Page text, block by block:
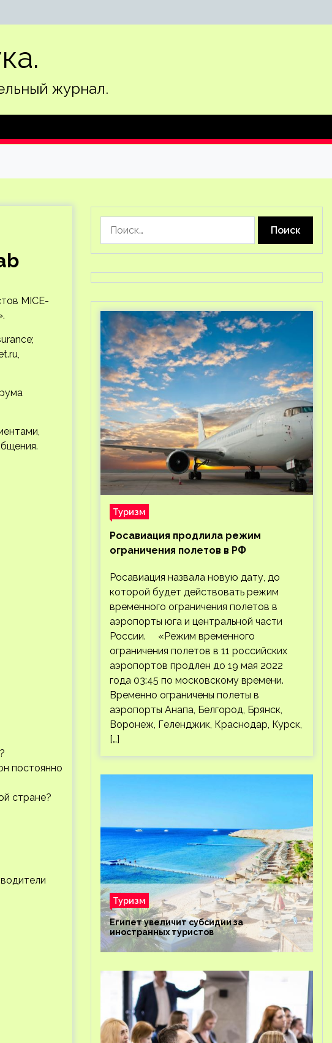
журнал.
MICE-
постоянно
стране?
Туризм
Росавиация продлила режим
ограничения полетов в РФ
Росавиация назвала новую дату, до
которой будет действовать режим
временного ограничения полетов в
аэропорты юга и центральной части
России. «Режим временного
ограничения полетов в 11 российских
аэропортов продлен до 19 мая 2022
года 03:45 по московскому времени.
Временно ограничены полеты в
аэропорты Анапа, Белгород, Брянск,
Воронеж, Геленджик, Краснодар, Курск,
[…]
Туризм
Египет увеличит субсидии за
иностранных туристов